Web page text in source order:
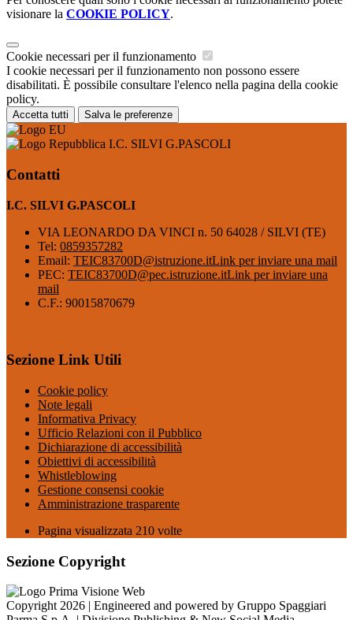
visionare la COOKIE POLICY.
Cookie necessari per il funzionamento
I cookie necessari per il funzionamento non possono essere
disabilitati. È possibile consultare l'elenco nella pagina della cookie
policy.
Accetta tutti Salva le preferenze
I.C. SILVI G.PASCOLI
Contatti
I.C. SILVI G.PASCOLI
VIA LEONARDO DA VINCI n. 50 64028 / SILVI (TE)
Tel: 0859357282
Email: TEIC83700D@istruzione.itLink per inviare una mail
PEC: TEIC83700D@pec.istruzione.itLink per inviare una
mail
C.F.: 90015870679
Sezione Link Utili
Cookie policy
Note legali
Informativa Privacy
Ufficio Relazioni con il Pubblico
Dichiarazione di accessibilità
Obiettivi di accessibilità
Whistleblowing
Gestione consensi cookie
Amministrazione trasparente
Pagina visualizzata 210 volte
Sezione Copyright
Copyright 2026 | Engineered and powered by Gruppo Spaggiari